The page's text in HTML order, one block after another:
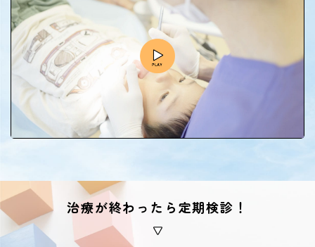
治療が終わったら定期検診！